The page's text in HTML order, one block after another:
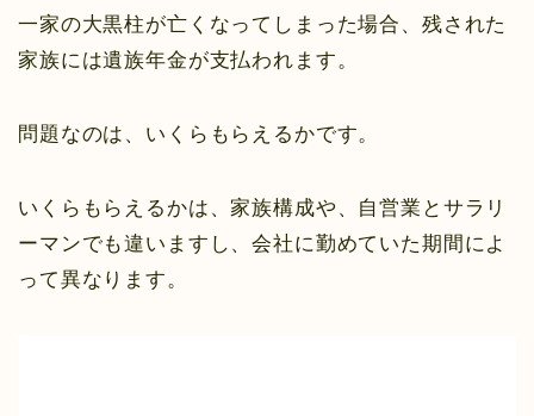
一家の大黒柱が亡くなってしまった場合、残された
家族には遺族年金が支払われます。
問題なのは、いくらもらえるかです。
いくらもらえるかは、家族構成や、自営業とサラリ
ーマンでも違いますし、会社に勤めていた期間によ
って異なります。